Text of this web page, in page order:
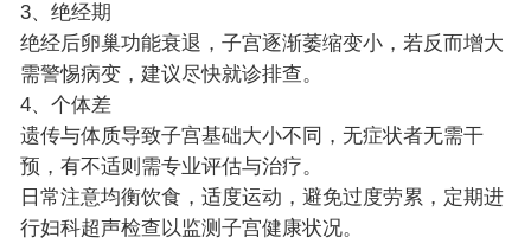
3、绝经期
绝经后卵巢功能衰退，子宫逐渐萎缩变小，若反而增大
需警惕病变，建议尽快就诊排查。
4、个体差
遗传与体质导致子宫基础大小不同，无症状者无需干
预，有不适则需专业评估与治疗。
日常注意均衡饮食，适度运动，避免过度劳累，定期进
行妇科超声检查以监测子宫健康状况。